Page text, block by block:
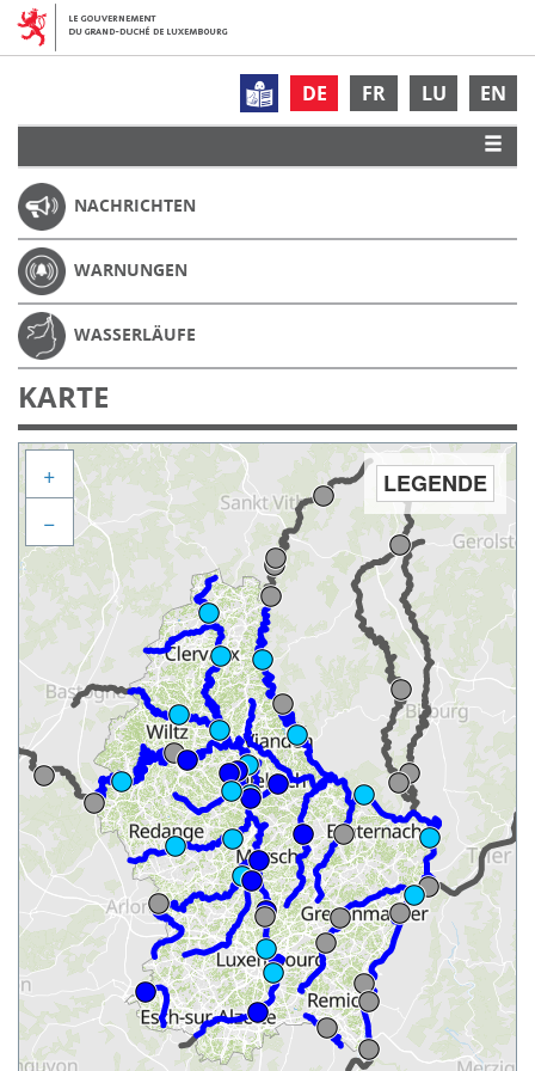
DE FR LU EN
NACHRICHTEN
WARNUNGEN
WASSERLÄUFE
KARTE
LEGENDE
+
−